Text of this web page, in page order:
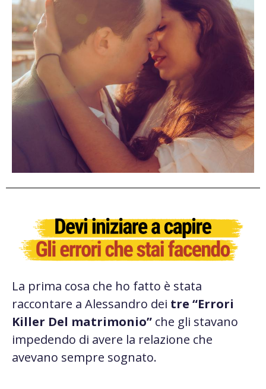
La prima cosa che ho fatto è stata
raccontare a Alessandro dei tre “Errori
Killer Del matrimonio” che gli stavano
impedendo di avere la relazione che
avevano sempre sognato.